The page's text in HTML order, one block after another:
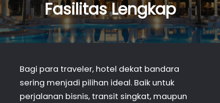
Fasilitas Lengkap
Bagi para traveler, hotel dekat bandara
sering menjadi pilihan ideal. Baik untuk
perjalanan bisnis, transit singkat, maupun